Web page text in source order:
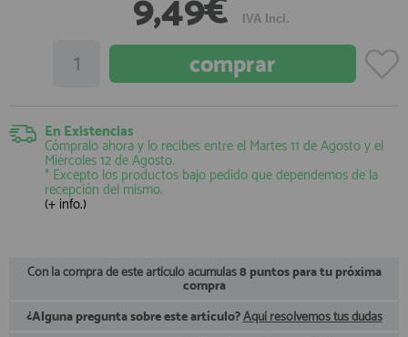
AFILIADOS
910 60 71 03
HORARIO de TIENDA:
de 10:00 a 20:00 de Lunes a Viernes
910 51 49 87 Whatsapp
info@francobordo.com
registro profesional
IVA Incl.
En Existencias
Cómpralo ahora y lo recibes entre el Martes 11 de Agostoy el
Miércoles 12 de Agosto.
* Excepto los productos bajo pedido que dependemos de la
recepción del mismo.
(+ info.)
Con la compra de este artículo acumulas8 puntos para tu próxima
compra
¿Alguna pregunta sobre este artículo?Aquí resolvemos tus dudas